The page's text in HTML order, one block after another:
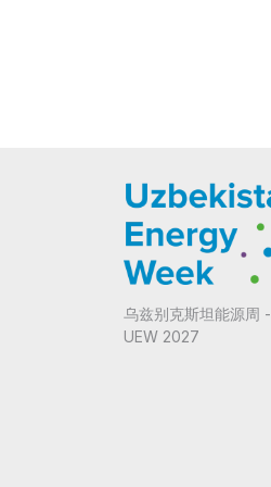
乌兹别克斯坦能源周 -
UEW 2027